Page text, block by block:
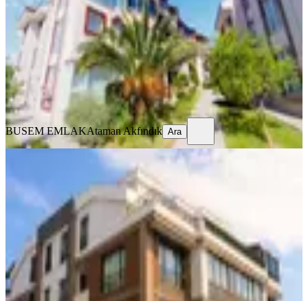
4+1·220 m²·Bahçe katı 31.07.2026
13.200.000 ₺
BUSEM EMLAK Ataman Akfındık
Ara
BUSEM EMLAKAtaman Akfındık Ara
Yahya Kaptan Akasya Park 2'de
Satılık 4+1 Dublex Daire
İzmit, Yahyakaptan Mahallesi
·191 m² ·3. Kat·28.07.2026
15.900.000 ₺